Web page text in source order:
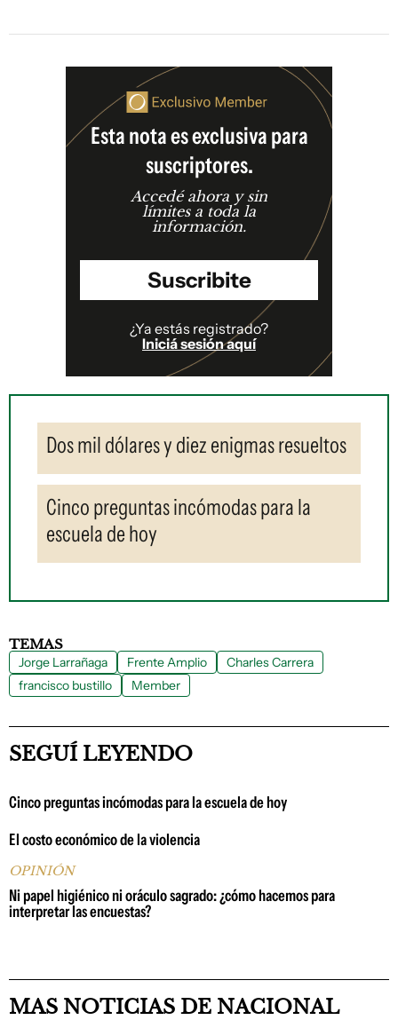
Esta nota es exclusiva para
suscriptores.
Accedé ahora y sin
límites a toda la
información.
Suscribite
¿Ya estás registrado?
Iniciá sesión aquí
Dos mil dólares y diez enigmas resueltos
Cinco preguntas incómodas para la
escuela de hoy
TEMAS
Jorge Larrañaga Frente Amplio
Charles Carrera
francisco bustillo
Member
SEGUÍ LEYENDO
Cinco preguntas incómodas para la escuela de hoy
El costo económico de la violencia
OPINIÓN
Ni papel higiénico ni oráculo sagrado: ¿cómo hacemos para
interpretar las encuestas?
MAS NOTICIAS DE NACIONAL